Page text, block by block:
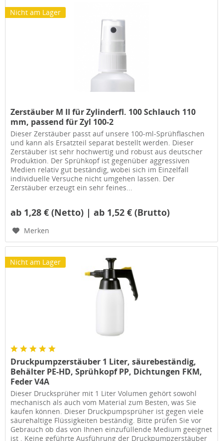
Nicht am Lager
Zerstäuber M II für Zylinderfl. 100 Schlauch 110
mm, passend für Zyl 100-2
Dieser Zerstäuber passt auf unsere 100-ml-Sprühflaschen
und kann als Ersatzteil separat bestellt werden. Dieser
Zerstäuber ist sehr hochwertig und robust aus deutscher
Produktion. Der Sprühkopf ist gegenüber aggressiven
Medien relativ gut beständig, wobei sich im Einzelfall
individuelle Versuche nicht umgehen lassen. Der
Zerstäuber erzeugt ein sehr feines...
ab 1,28 € (Netto) | ab 1,52 € (Brutto)
Merken
Nicht am Lager
Druckpumpzerstäuber 1 Liter, säurebeständig,
Behälter PE-HD, Sprühkopf PP, Dichtungen FKM,
Feder V4A
Dieser Drucksprüher mit 1 Liter Volumen gehört sowohl
mechanisch als auch vom Material zum Besten, was Sie
kaufen können. Dieser Druckpumpsprüher ist gegen viele
säurehaltige Flüssigkeiten beständig. Bitte prüfen Sie vor
Gebrauch ob das von Ihnen einzufüllende Medium geeignet
ist . Keine geführte Ausführung der Druckpumpzerstäuber